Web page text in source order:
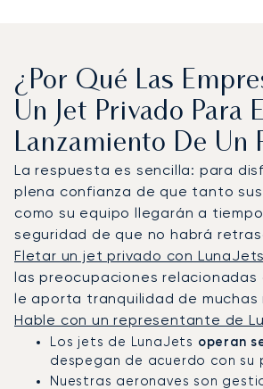
¿Por Qué Las
Un Jet Privado Para
Lanzamiento De Un
La respuesta es sencilla: para
plena confianza de que tanto
como su equipo llegarán a
seguridad de que no habrá
Fletar un jet privado con LunaJets
las preocupaciones relacionadas
le aporta tranquilidad de muchas
Hable con un representante de
Los jets de LunaJets operan
despegan de acuerdo con su
Nuestras aeronaves son